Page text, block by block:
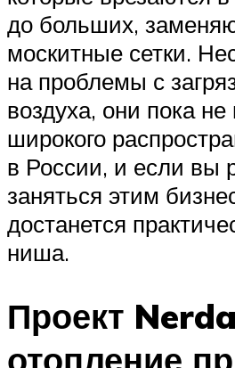
до больших,
москитные сетки.
на проблемы с
воздуха, они пока
широкого
в России, и если вы
заняться этим
достанется
ниша.
Проект